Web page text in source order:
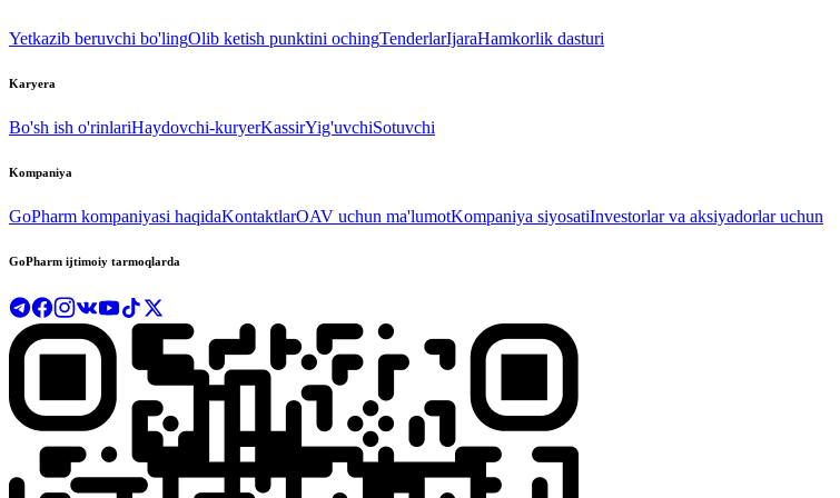
Yetkazib beruvchi bo'lingOlib ketish punktini ochingTenderlarIjaraHamkorlik dasturi
Karyera
Bo'sh ish o'rinlariHaydovchi-kuryerKassirYig'uvchiSotuvchi
Kompaniya
GoPharm kompaniyasi haqidaKontaktlarOAV uchun ma'lumotKompaniya siyosatiInvestorlar va aksiyadorlar uchun
GoPharm ijtimoiy tarmoqlarda